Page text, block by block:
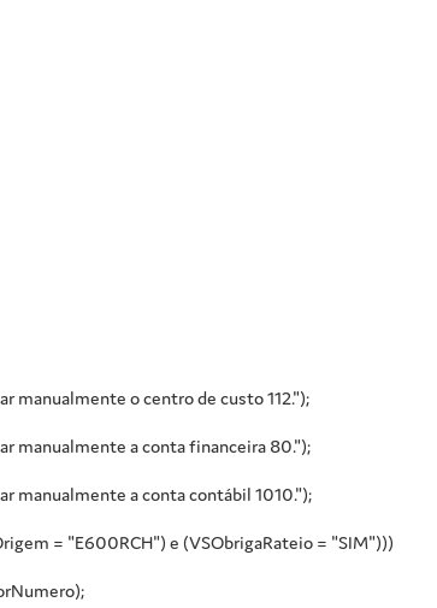
manualmente o centro de custo 112.");
manualmente a conta financeira 80.");
manualmente a conta contábil 1010.");
= "E600RCH") e (VSObrigaRateio = "SIM")))